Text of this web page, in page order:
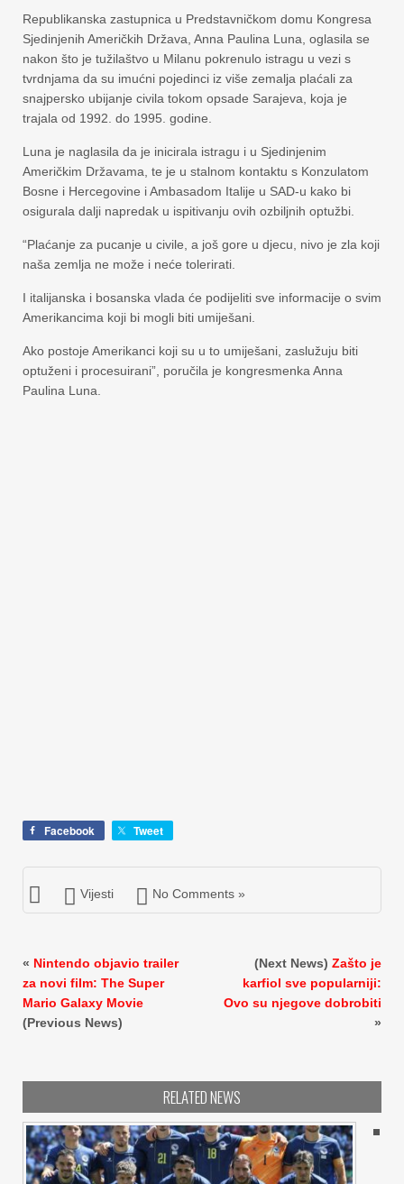
Republikanska zastupnica u Predstavničkom domu Kongresa
Sjedinjenih Američkih Država, Anna Paulina Luna, oglasila se
nakon što je tužilaštvo u Milanu pokrenulo istragu u vezi s
tvrdnjama da su imućni pojedinci iz više zemalja plaćali za
snajpersko ubijanje civila tokom opsade Sarajeva, koja je
trajala od 1992. do 1995. godine.
Luna je naglasila da je inicirala istragu i u Sjedinjenim
Američkim Državama, te je u stalnom kontaktu s Konzulatom
Bosne i Hercegovine i Ambasadom Italije u SAD-u kako bi
osigurala dalji napredak u ispitivanju ovih ozbiljnih optužbi.
“Plaćanje za pucanje u civile, a još gore u djecu, nivo je zla koji
naša zemlja ne može i neće tolerirati.
I italijanska i bosanska vlada će podijeliti sve informacije o svim
Amerikancima koji bi mogli biti umiješani.
Ako postoje Amerikanci koji su u to umiješani, zaslužuju biti
optuženi i procesuirani”, poručila je kongresmenka Anna
Paulina Luna.
Facebook Tweet
Vijesti No Comments »
« Nintendo objavio trailer
za novi film: The Super
Mario Galaxy Movie
(Previous News)
(Next News) Zašto je
karfiol sve popularniji:
Ovo su njegove dobrobiti
»
RELATED NEWS